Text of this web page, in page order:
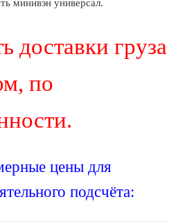
доставки груза
по
цены для
подсчёта: